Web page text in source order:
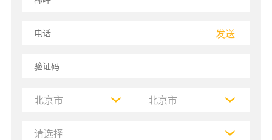
发送